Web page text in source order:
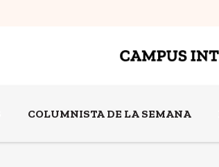
COLUMNISTA DE LA SEMANA